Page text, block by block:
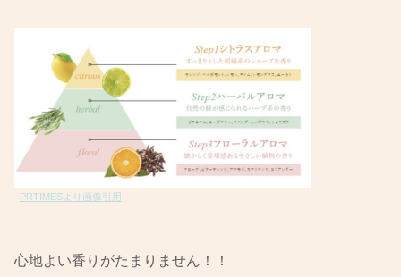
PRTIMESより画像引用
心地よい香りがたまりません！！